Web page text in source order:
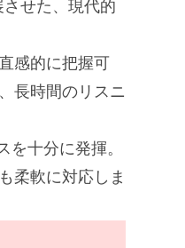
せた、現代的
感的に把握可
長時間のリスニ
十分に発揮。
柔軟に対応しま